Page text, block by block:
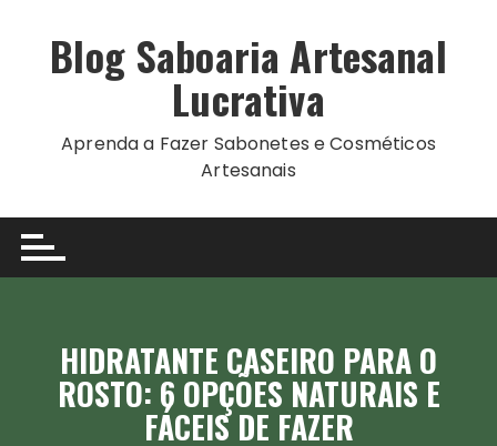
Blog Saboaria Artesanal
Lucrativa
Aprenda a Fazer Sabonetes e Cosméticos
Artesanais
HIDRATANTE CASEIRO PARA O
ROSTO: 6 OPÇÕES NATURAIS E
FÁCEIS DE FAZER